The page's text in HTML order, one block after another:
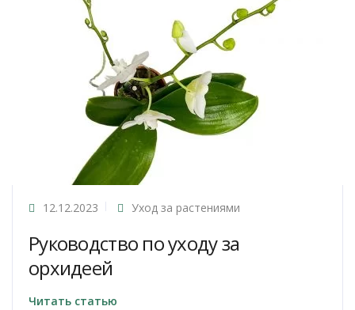
12.12.2023 Уход за растениями
Руководство по уходу за
орхидеей
Читать статью